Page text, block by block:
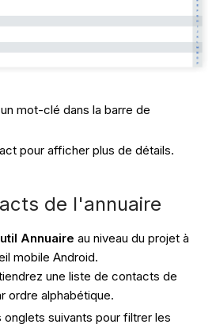
mot-clé dans la barre de
pour afficher plus de détails.
de l'annuaire
Annuaire au niveau du projet à
mobile Android.
une liste de contacts de
ordre alphabétique.
suivants pour filtrer les